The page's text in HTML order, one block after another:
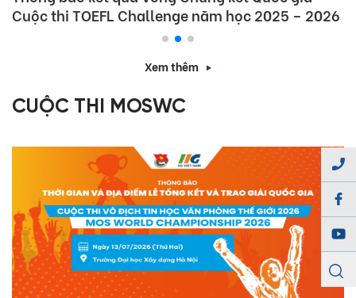
Cuộc thi TOEFL Challenge năm học 2025 – 2026
Xem thêm
CUỘC THI MOSWC